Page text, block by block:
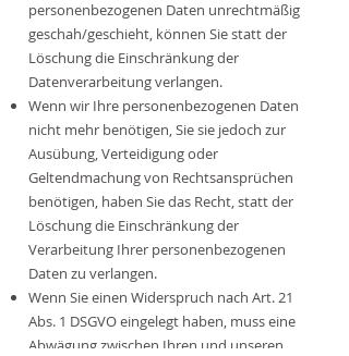
personenbezogenen Daten unrechtmäßig
geschah/geschieht, können Sie statt der
Löschung die Einschränkung der
Datenverarbeitung verlangen.
Wenn wir Ihre personenbezogenen Daten
nicht mehr benötigen, Sie sie jedoch zur
Ausübung, Verteidigung oder
Geltendmachung von Rechtsansprüchen
benötigen, haben Sie das Recht, statt der
Löschung die Einschränkung der
Verarbeitung Ihrer personenbezogenen
Daten zu verlangen.
Wenn Sie einen Widerspruch nach Art. 21
Abs. 1 DSGVO eingelegt haben, muss eine
Abwägung zwischen Ihren und unseren